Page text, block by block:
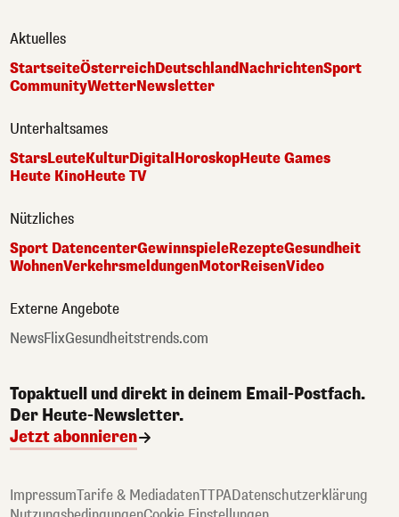
Aktuelles
StartseiteÖsterreichDeutschlandNachrichtenSport
CommunityWetterNewsletter
Unterhaltsames
StarsLeuteKulturDigital HoroskopHeute Games
Heute KinoHeute TV
Nützliches
Sport DatencenterGewinnspieleRezepteGesundheit
WohnenVerkehrsmeldungenMotorReisenVideo
Externe Angebote
NewsFlixGesundheitstrends.com
Topaktuell und direkt in deinem Email-Postfach.
Der Heute-Newsletter.
Jetzt abonnieren
ImpressumTarife & MediadatenTTPADatenschutzerklärung